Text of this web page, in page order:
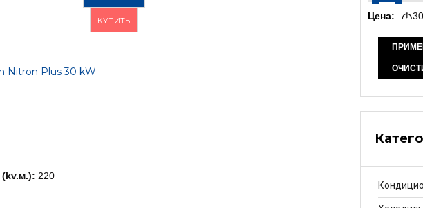
КУПИТЬ
Nitron Plus 30 kW
220
Цена: M